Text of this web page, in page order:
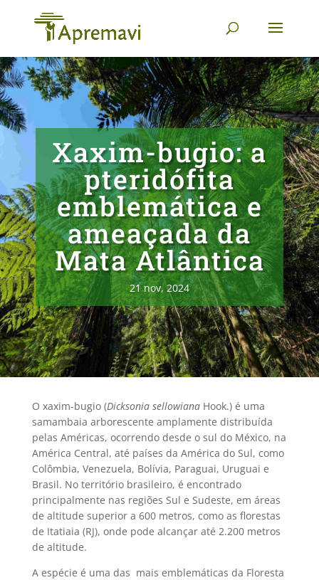
Xaxim-bugio: a
pteridófita
emblemática e
ameaçada da
Mata Atlântica
21 nov, 2024
O xaxim-bugio (Dicksonia sellowianaHook.) é uma
samambaia arborescente amplamente distribuída
pelas Américas, ocorrendo desde o sul do México, na
América Central, até países da América do Sul, como
Colômbia, Venezuela, Bolívia, Paraguai, Uruguai e
Brasil. No território brasileiro, é encontrado
principalmente nas regiões Sul e Sudeste, em áreas
de altitude superior a 600 metros, como as florestas
de Itatiaia (RJ), onde pode alcançar até 2.200 metros
de altitude.
A espécie é uma das mais emblemáticas da Floresta